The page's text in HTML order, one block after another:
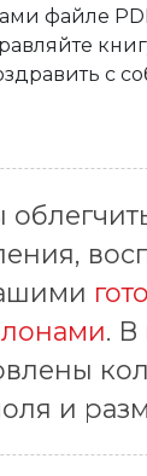
файле
с
. В
и